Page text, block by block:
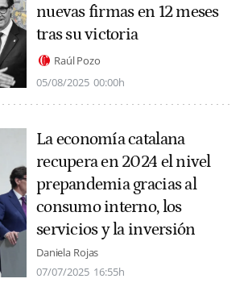
nuevas firmas en 12 meses
tras su victoria
Raúl Pozo
05/08/2025 00:00h
La economía catalana
recupera en 2024 el nivel
prepandemia gracias al
consumo interno, los
servicios y la inversión
Daniela Rojas
07/07/2025 16:55h